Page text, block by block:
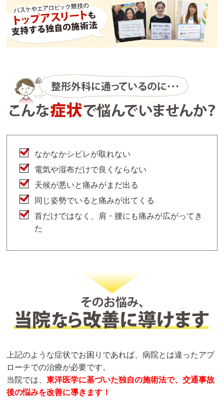
なかなかシビレが取れない
電気や湿布だけで良くならない
天候が悪いと痛みがまだ出る
同じ姿勢でいると痛みが出てくる
首だけではなく、肩・腰にも痛みが広がってき
た
上記のような症状でお困りであれば、病院とは違ったアプ
ローチでの治療が必要です。
当院では、東洋医学に基づいた独自の施術法で、交通事故
後の悩みを改善に導きます！